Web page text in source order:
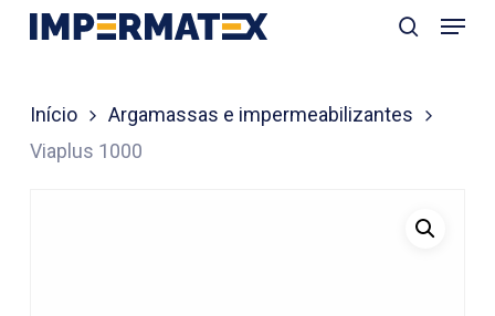
Skip
content
Menu
Início
Argamassas e impermeabilizantes
Viaplus 1000